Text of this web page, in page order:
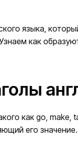
языка,
как
как go,
его значение.